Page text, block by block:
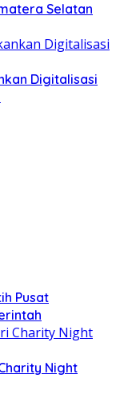
Selatan
Digitalisasi
Pusat
Night